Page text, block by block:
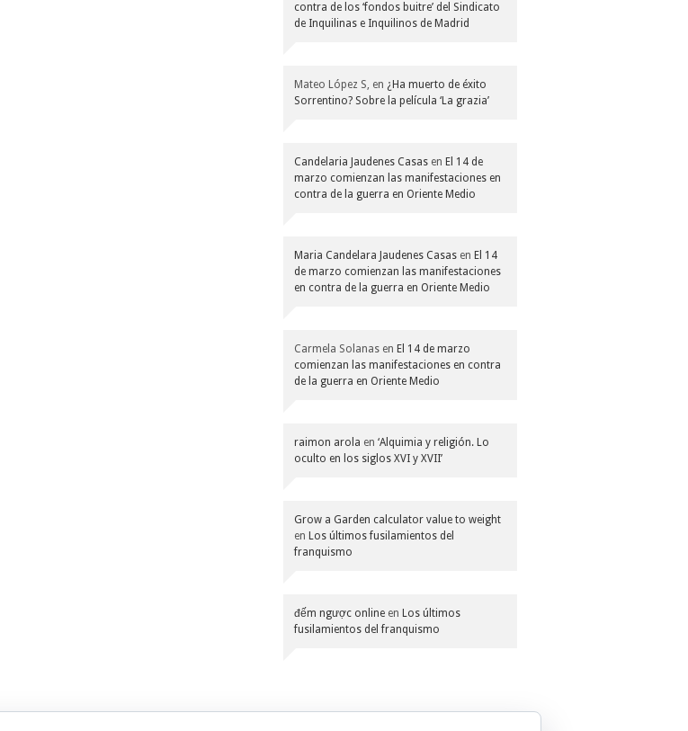
contra de los ‘fondos buitre’ del Sindicato
de Inquilinas e Inquilinos de Madrid
Mateo López S, en ¿Ha muerto de éxito
Sorrentino? Sobre la película ‘La grazia’
Candelaria Jaudenes Casas en El 14 de
marzo comienzan las manifestaciones en
contra de la guerra en Oriente Medio
Maria Candelara Jaudenes Casas en El 14
de marzo comienzan las manifestaciones
en contra de la guerra en Oriente Medio
Carmela Solanas en El 14 de marzo
comienzan las manifestaciones en contra
de la guerra en Oriente Medio
raimon arola en ‘Alquimia y religión. Lo
oculto en los siglos XVI y XVII’
Grow a Garden calculator value to weight
en Los últimos fusilamientos del
franquismo
đếm ngược online en Los últimos
fusilamientos del franquismo